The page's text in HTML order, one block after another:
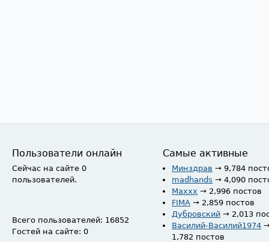
Пользователи онлайн
Сейчас на сайте 0
пользователей.
Всего пользователей: 16852
Гостей на сайте: 0
Самые активные
Минздрав → 9,784
madhands → 4,090
Maxxx → 2,996 постов
FIMA → 2,859 постов
Дубровский → 2,013
Василий-Василий1974
1,782 постов